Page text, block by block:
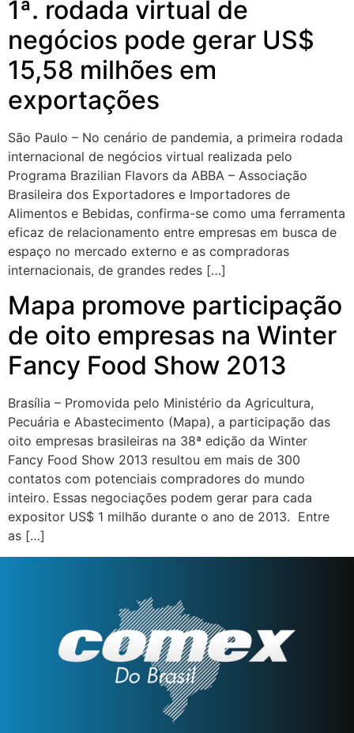
1ª. rodada virtual de
negócios pode gerar US$
15,58 milhões em
exportações
São Paulo – No cenário de pandemia, a primeira rodada
internacional de negócios virtual realizada pelo
Programa Brazilian Flavors da ABBA – Associação
Brasileira dos Exportadores e Importadores de
Alimentos e Bebidas, confirma-se como uma ferramenta
eficaz de relacionamento entre empresas em busca de
espaço no mercado externo e as compradoras
internacionais, de grandes redes […]
Mapa promove participação
de oito empresas na Winter
Fancy Food Show 2013
Brasília – Promovida pelo Ministério da Agricultura,
Pecuária e Abastecimento (Mapa), a participação das
oito empresas brasileiras na 38ª edição da Winter
Fancy Food Show 2013 resultou em mais de 300
contatos com potenciais compradores do mundo
inteiro. Essas negociações podem gerar para cada
expositor US$ 1 milhão durante o ano de 2013. Entre
as […]